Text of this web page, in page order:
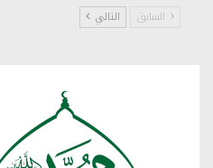
السابق التالي